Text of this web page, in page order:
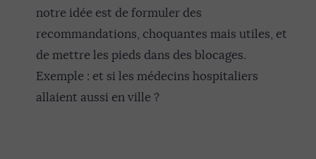
notre idée est de formuler des
recommandations, choquantes mais utiles, et
de mettre les pieds dans des blocages.
Exemple : et si les médecins hospitaliers
allaient aussi en ville ?